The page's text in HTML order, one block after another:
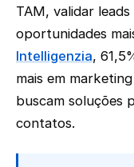
TAM, validar
oportunidades
Intelligenzia,
mais em
buscam soluções
contatos.